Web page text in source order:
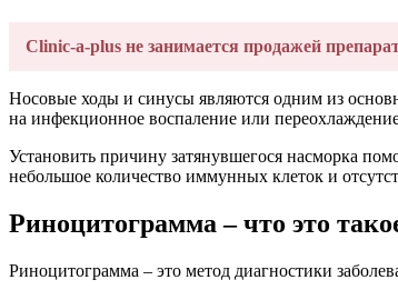
Clinic-a-plus не занимается продажей
Носовые ходы и синусы являются одним из
на инфекционное воспаление или
Установить причину затянувшегося насморка
небольшое количество иммунных клеток и
Риноцитограмма – что это
Риноцитограмма – это метод диагностики